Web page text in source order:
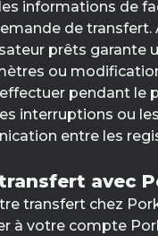
informations de
de transfert.
prêts garante
ou
pendant le
interruptions ou
entre les
avec
transfert chez
à votre compte